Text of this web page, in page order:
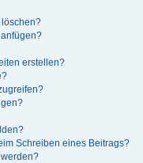
erstellen?
Schreiben eines Beitrags?